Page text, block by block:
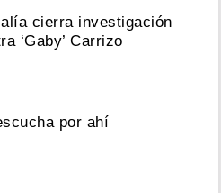
cierra investigación
‘Gaby’ Carrizo
por ahí